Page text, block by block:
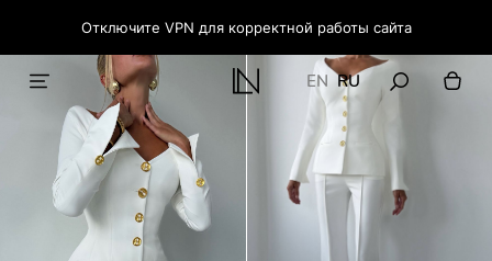
Отключите VPN для корректной работы сайта
EN RU